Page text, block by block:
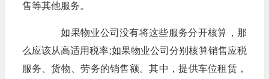
售等其他服务。
如果物业公司没有将这些服务分开核算，那
么应该从高适用税率;如果物业公司分别核算销售应税
服务、货物、劳务的销售额。其中，提供车位租赁，